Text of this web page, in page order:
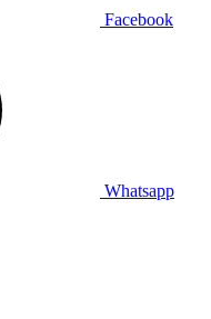
Facebook
Whatsapp